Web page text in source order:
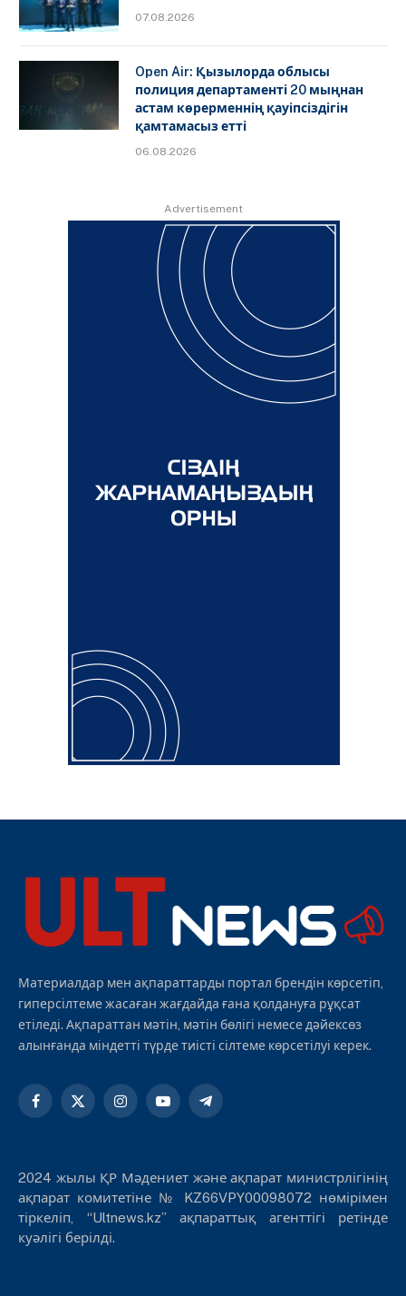
07.08.2026
Open Air: Қызылорда облысы
полиция департаменті 20 мыңнан
астам көрерменнің қауіпсіздігін
қамтамасыз етті
06.08.2026
Advertisement
Материалдар мен ақпараттарды портал брендін көрсетіп,
гиперсілтеме жасаған жағдайда ғана қолдануға рұқсат
етіледі. Ақпараттан мәтін, мәтін бөлігі немесе дәйексөз
алынғанда міндетті түрде тиісті сілтеме көрсетілуі керек.
Facebook
X
InstagramYouTubeTelegram
2024 жылы ҚР Мәдениет және ақпарат министрлігінің
ақпарат комитетіне № KZ66VPY00098072 нөмірімен
тіркеліп, “Ultnews.kz” ақпараттық агенттігі ретінде
куәлігі берілді.